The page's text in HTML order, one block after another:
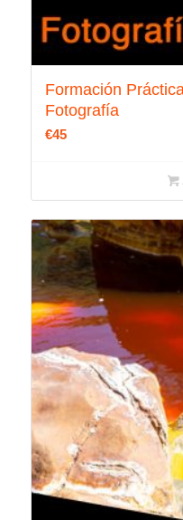
Formación
Fotografía
€45